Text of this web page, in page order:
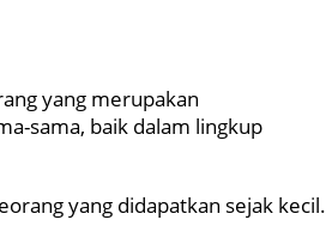
yang merupakan
sama, baik dalam lingkup
yang didapatkan sejak kecil.